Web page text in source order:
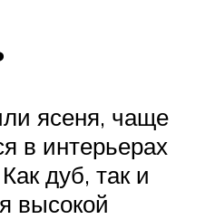
ясеня, чаще
в интерьерах
дуб, так и
высокой